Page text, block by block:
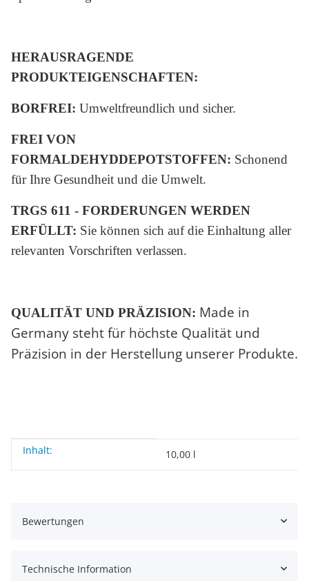
HERAUSRAGENDE
PRODUKTEIGENSCHAFTEN:
BORFREI: Umweltfreundlich und sicher.
FREI VON
FORMALDEHYDDEPOTSTOFFEN: Schonend
für Ihre Gesundheit und die Umwelt.
TRGS 611 - FORDERUNGEN WERDEN
ERFÜLLT: Sie können sich auf die Einhaltung aller
relevanten Vorschriften verlassen.
QUALITÄT UND PRÄZISION: Made in
Germany steht für höchste Qualität und
Präzision in der Herstellung unserer Produkte.
Produkteigenschaft
Wert
Inhalt: 10,00 l
Bewertungen
Technische Information